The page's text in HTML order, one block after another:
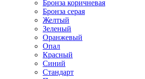
Бронза коричневая
Бронза серая
Желтый
Зеленый
Оранжевый
Опал
Красный
Синий
Стандарт